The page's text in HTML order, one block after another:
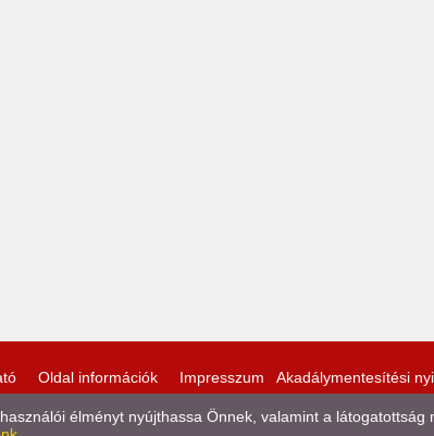
Oldal információk Impresszum Akadálymentesítési
élményt nyújthassa Önnek, valamint a látogatottság